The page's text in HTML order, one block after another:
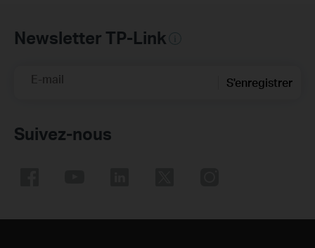
Newsletter TP-Link
E-mail S'enregistrer
Suivez-nous